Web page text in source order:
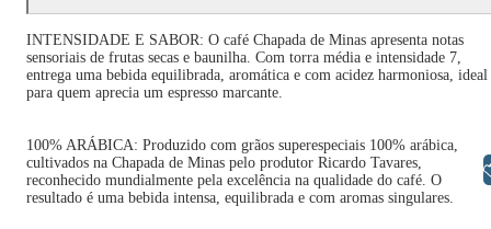
INTENSIDADE E SABOR: O café Chapada de Minas apresenta notas
sensoriais de frutas secas e baunilha. Com torra média e intensidade 7,
entrega uma bebida equilibrada, aromática e com acidez harmoniosa, ideal
para quem aprecia um espresso marcante.
100% ARÁBICA: Produzido com grãos superespeciais 100% arábica,
cultivados na Chapada de Minas pelo produtor Ricardo Tavares,
reconhecido mundialmente pela excelência na qualidade do café. O
resultado é uma bebida intensa, equilibrada e com aromas singulares.
Libras